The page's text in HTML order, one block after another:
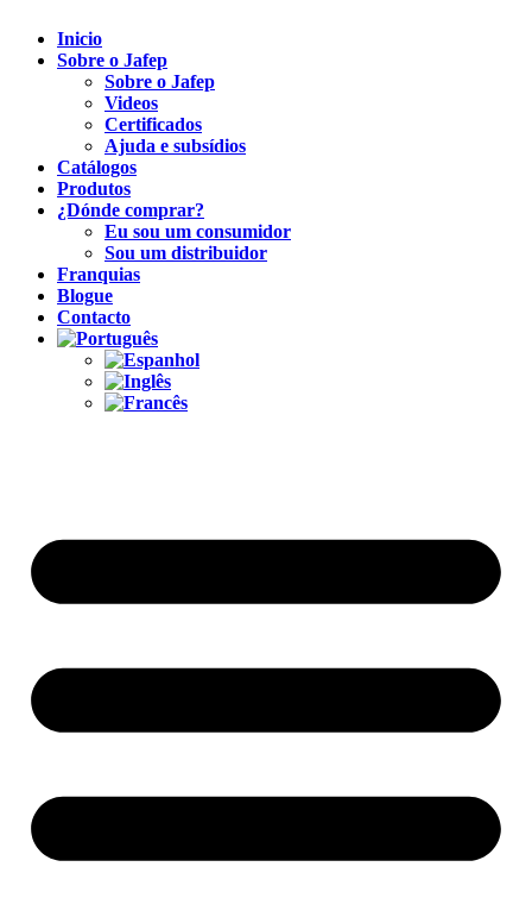
Inicio
Sobre o Jafep
Sobre o Jafep
Videos
Certificados
Ajuda e subsídios
Catálogos
Produtos
¿Dónde comprar?
Eu sou um consumidor
Sou um distribuidor
Franquias
Blogue
Contacto